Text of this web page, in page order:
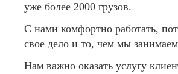
уже более 2000 грузов.
С нами комфортно работать,
свое дело и то, чем мы
Нам важно оказать услугу